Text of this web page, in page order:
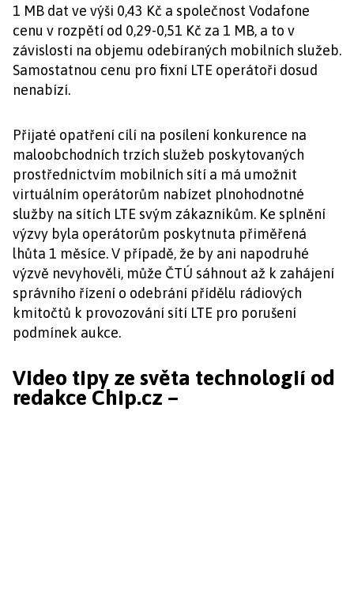
1 MB dat ve výši 0,43 Kč a společnost Vodafone
cenu v rozpětí od 0,29-0,51 Kč za 1 MB, a to v
závislosti na objemu odebíraných mobilních služeb.
Samostatnou cenu pro fixní LTE operátoři dosud
nenabízí.
Přijaté opatření cílí na posílení konkurence na
maloobchodních trzích služeb poskytovaných
prostřednictvím mobilních sítí a má umožnit
virtuálním operátorům nabízet plnohodnotné
služby na sítích LTE svým zákazníkům. Ke splnění
výzvy byla operátorům poskytnuta přiměřená
lhůta 1 měsíce. V případě, že by ani napodruhé
výzvě nevyhověli, může ČTÚ sáhnout až k zahájení
správního řízení o odebrání přídělu rádiových
kmitočtů k provozování sítí LTE pro porušení
podmínek aukce.
Video tipy ze světa technologií od
redakce Chip.cz –